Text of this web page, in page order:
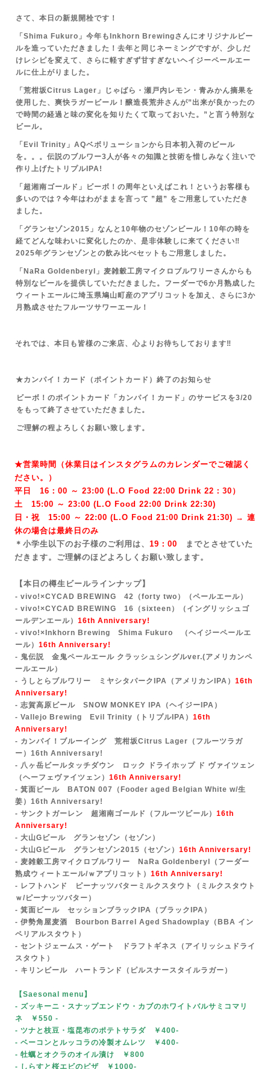
さて、本日の新規開栓です！
「Shima Fukuro」今年もInkhorn Brewingさんにオリジナルビー
ルを造っていただきました！去年と同じネーミングですが、少しだ
けレシピを変えて、さらに軽すぎず甘すぎないヘイジーペールエー
ルに仕上がりました。
「荒柑坂Citrus Lager」じゃばら・瀬戸内レモン・青みかん摘果を
使用した、爽快ラガービール！醸造長荒井さんが”出来が良かったの
で時間の経過と味の変化を知りたくて取っておいた。”と言う特別な
ビール。
「Evil Trinity」AQベボリューションから日本初入荷のビール
を。。。伝説のブルワー3人が各々の知識と技術を惜しみなく注いで
作り上げたトリプルIPA!
「超湘南ゴールド」ビーボ！の周年といえばこれ！というお客様も
多いのでは？今年はわがままを言って ”超” をご用意していただき
ました。
「グランセゾン2015」なんと10年物のセゾンビール！10年の時を
経てどんな味わいに変化したのか、是非体験しに来てください‼
2025年グランセゾンとの飲み比べセットもご用意しました。
「NaRa Goldenberyl」麦雑穀工房マイクロブルワリーさんからも
特別なビールを提供していただきました。フーダーで6か月熟成した
ウィートエールに埼玉県鳩山町産のアプリコットを加え、さらに3か
月熟成させたフルーツサワーエール！
それでは、本日も皆様のご来店、心よりお待ちしております‼
★カンパイ！カード（ポイントカード）終了のお知らせ
ビーボ！のポイントカード「カンパイ！カード」のサービスを3/20
をもって終了させていただきました。
ご理解の程よろしくお願い致します。
★営業時間（休業日はインスタグラムのカレンダーでご確認く
ださい。）
平日 16：00 ～ 23:00 (L.O Food 22:00 Drink 22：30）
土 15:00 ～ 23:00 ( L.O Food 22:00 Drink 22:30)
日・祝 15:00 ～ 22:00 ( L.O Food 21:00 Drink 21:30) → 連
休の場合は最終日のみ
＊小学生以下のお子様のご利用は、 19：00
までとさせていた
だきます。ご理解のほどよろしくお願い致します。
【本日の樽生ビールラインナップ】
- vivo!×CYCAD BREWING 42（forty two）
（ペールエール）
- vivo!×CYCAD BREWING 16（sixteen）（イングリッシュゴ
ールデンエール） 16th Anniversary!
- vivo!×Inkhorn Brewing Shima Fukuro （ヘイジーペールエ
ール） 16th Anniversary!
- 鬼伝説 金鬼ペールエール クラッシュシングルver.(アメリカンペ
ールエール）
- うしとらブルワリー ミヤシタパークIPA（アメリカンIPA） 16th
Anniversary!
- 志賀高原ビール SNOW MONKEY IPA（ヘイジーIPA）
- Vallejo Brewing Evil Trinity（トリプルIPA） 16th
Anniversary!
- カンパイ！ブルーイング 荒柑坂Citrus Lager（フルーツラガ
ー） 16th Anniversary!
- 八ヶ岳ビールタッチダウン ロック ドライホップ ド ヴァイツェン
（ヘーフェヴァイツェン） 16th Anniversary!
- 箕面ビール BATON 007（Fooder aged Belgian White w/生
姜） 16th Anniversary!
- サンクトガーレン 超湘南ゴールド（フルーツビール） 16th
Anniversary!
- 大山Gビール グランセゾン（セゾン）
- 大山Gビール グランセゾン2015（セゾン） 16th Anniversary!
- 麦雑穀工房マイクロブルワリー NaRa Goldenberyl（フーダー
熟成ウィートエール/ｗアプリコット） 16th Anniversary!
- レフトハンド ピーナッツバターミルクスタウト（ミルクスタウト
ｗ/ピーナッツバター）
- 箕面ビール セッションブラックIPA（ブラックIPA）
- 伊勢角屋麦酒 Bourbon Barrel Aged Shadowplay（BBA イン
ペリアルスタウト）
- セントジェームス・ゲート ドラフトギネス（アイリッシュドライ
スタウト）
- キリンビール ハートランド（ピルスナースタイルラガー）
【Saesonal menu 】
- ズッキーニ・スナップエンドウ・カブのホワイトバルサミコマリ
ネ ￥550 -
- ツナと枝豆・塩昆布のポテトサラダ ￥400-
- ベーコンとルッコラの冷製オムレツ ￥400-
- 牡蠣とオクラのオイル漬け ￥800
- しらすと桜エビのピザ ￥1000-